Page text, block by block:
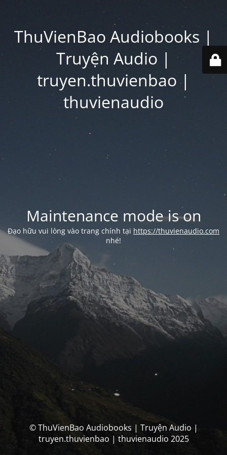
ThuVienBao Audiobooks |
Truyện Audio |
truyen.thuvienbao |
thuvienaudio
Maintenance mode is on
Đạo hữu vui lòng vào trang chính tại https://thuvienaudio.com
nhé!
© ThuVienBao Audiobooks | Truyện Audio |
truyen.thuvienbao | thuvienaudio 2025